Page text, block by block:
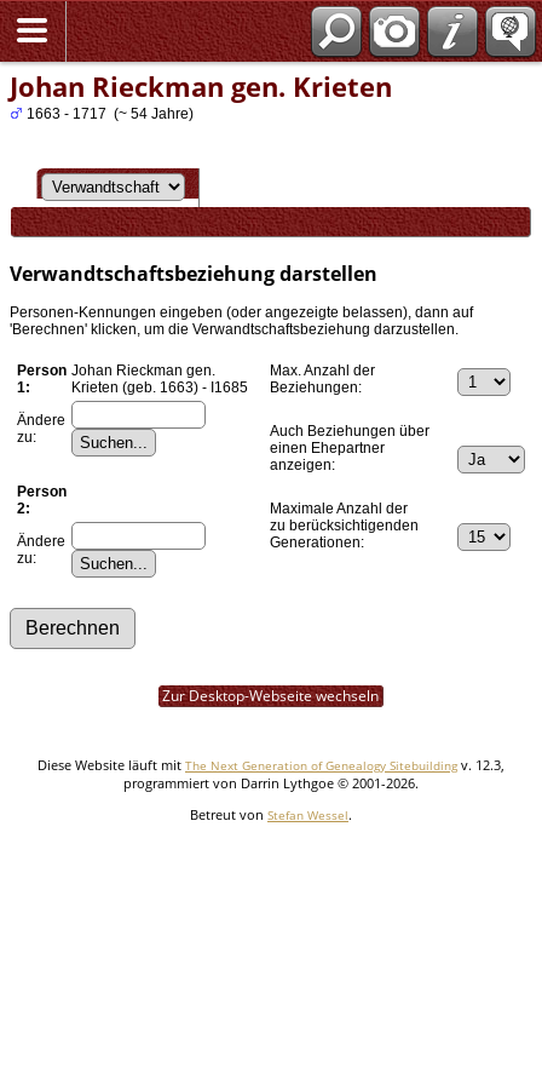
Johan Rieckman gen. Krieten
1663 - 1717 (~ 54 Jahre)
Verwandtschaftsbeziehung darstellen
Personen-Kennungen eingeben (oder angezeigte belassen), dann auf
'Berechnen' klicken, um die Verwandtschaftsbeziehung darzustellen.
Person
1:
Johan Rieckman gen.
Krieten (geb. 1663) - I1685
Ändere
zu:
Person
2:
Ändere
zu:
Max. Anzahl der
Beziehungen:
Auch Beziehungen über
einen Ehepartner
anzeigen:
Maximale Anzahl der
zu berücksichtigenden
Generationen:
Zur Desktop-Webseite wechseln
Diese Website läuft mit The Next Generation of Genealogy Sitebuilding v. 12.3,
programmiert von Darrin Lythgoe © 2001-2026.
Betreut von Stefan Wessel.